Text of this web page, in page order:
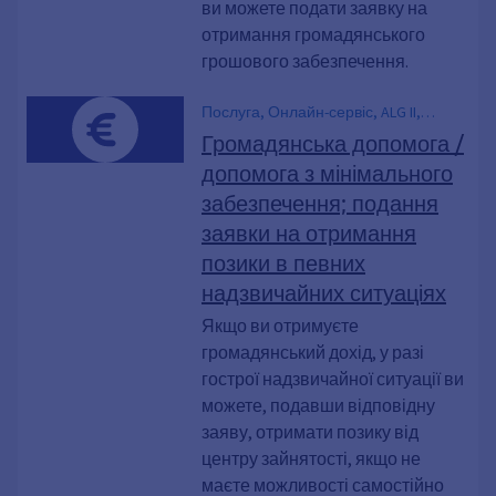
Послуги у сфері освіти та соціальної
інтеграції без додаткової допомоги у
навчанні, Соціальне забезпечення,
допомога, Опора, Допомога по
ви можете подати заявку на
отримання громадянського
грошового забезпечення.
Послуга, Онлайн-сервіс, ALG II,
Придбання, Допомога по безробіттю
II, Потреба, Громадянський дохід,
Кредит, поламані побутові прилади,
Крадіжка, Енергетичні борги,
фінансова скрута, Грошова виплата,
Втратив гроші, Базова допомога для
осіб, які шукають роботу, засоби до
існування, безгрошів’я, Надзвичайна
ситуація, Потреба у правилах,
Погашення, Натуральна виплата,
Соціальна допомога, Відключення
електроенергії
Громадянська допомога /
допомога з мінімального
забезпечення; подання
заявки на отримання
позики в певних
надзвичайних ситуаціях
Якщо ви отримуєте
громадянський дохід, у разі
гострої надзвичайної ситуації ви
можете, подавши відповідну
заяву, отримати позику від
центру зайнятості, якщо не
маєте можливості самостійно